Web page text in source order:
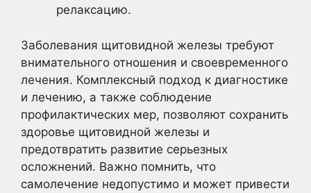
релаксацию.
Заболевания щитовидной железы требуют
внимательного отношения и своевременного
лечения. Комплексный подход к диагностике
и лечению, а также соблюдение
профилактических мер, позволяют сохранить
здоровье щитовидной железы и
предотвратить развитие серьезных
осложнений. Важно помнить, что
самолечение недопустимо и может привести